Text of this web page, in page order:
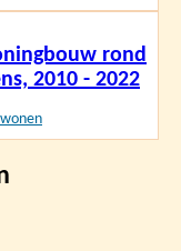
rond
2010 - 2022